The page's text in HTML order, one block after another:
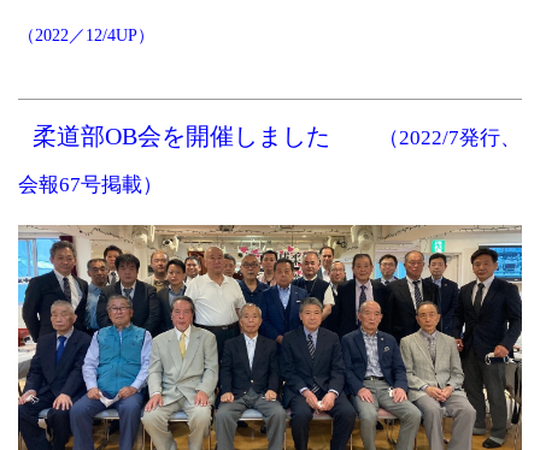
（2022／12/4UP）
柔道部OB会を開催しました （2022/7発行、
会報67号掲載）